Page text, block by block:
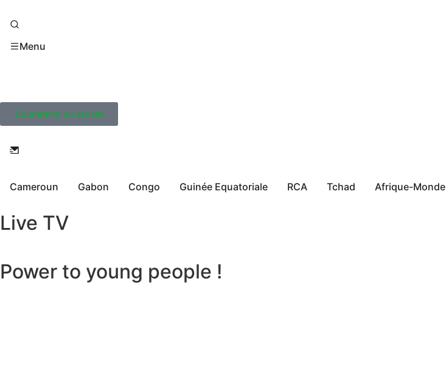
Menu
Soumettre un article
Cameroun Gabon Congo Guinée Equatoriale RCA Tchad Afrique-Monde
Live TV
Power to young people !